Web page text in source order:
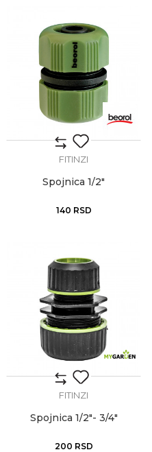
FITINZI
Spojnica 1/2"
140 RSD
FITINZI
Spojnica 1/2"- 3/4"
200 RSD